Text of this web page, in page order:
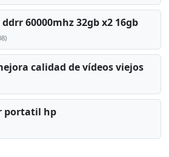
60000mhz 32gb x2 16gb
calidad de vídeos viejos
portatil hp